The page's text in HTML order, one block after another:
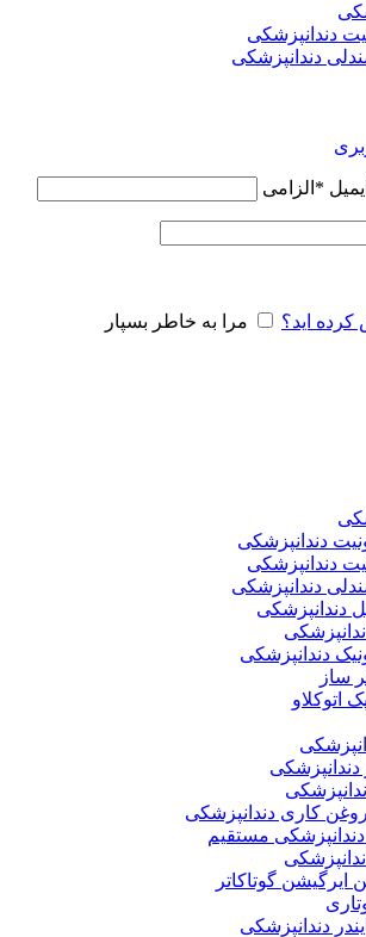
دندانپزشکی
دندانپزشکی
* الزامی
اید؟ مرا به خاطر بسپار
دندانپزشکی
دندانپزشکی
دندانپزشکی
دندانپزشکی
دندانپزشکی
ساز
اتوکلاو
دندانپزشکی
کاری دندانپزشکی
مستقیم
ایرگیشن گوتاکاتر
دندانپزشکی